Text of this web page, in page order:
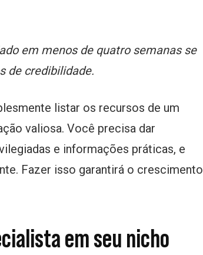
em menos de quatro semanas se
de credibilidade.
listar os recursos de um
valiosa. Você precisa dar
e informações práticas, e
Fazer isso garantirá o crescimento
em seu nicho